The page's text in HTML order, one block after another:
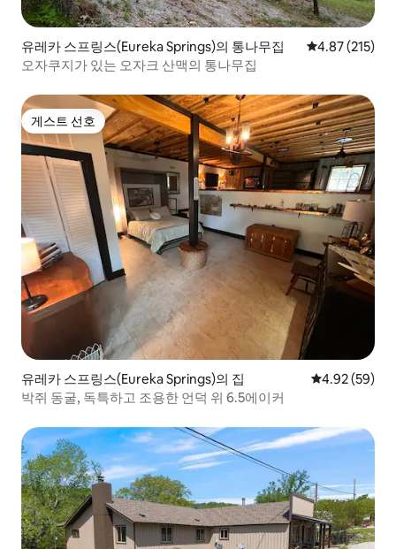
유레카 스프링스(Eureka Springs)의 통나무집 평점 4.87점(5
4.87 (215)
오자쿠지가 있는 오자크 산맥의 통나무집
게스트 선호
게스트 선호
유레카 스프링스(Eureka Springs)의 집 평점 4.92점(5
4.92 (59)
박쥐 동굴, 독특하고 조용한 언덕 위 6.5에이커